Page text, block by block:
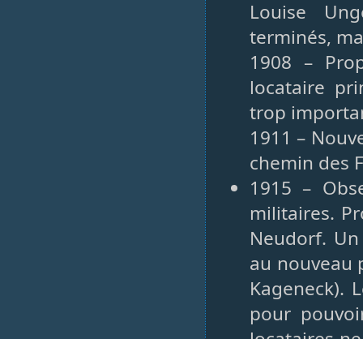
Louise
terminés,
1908 –
locataire
trop
1911 –
chemin des
1915 –
militaires.
Neudorf.
au nouveau
Kageneck).
pour